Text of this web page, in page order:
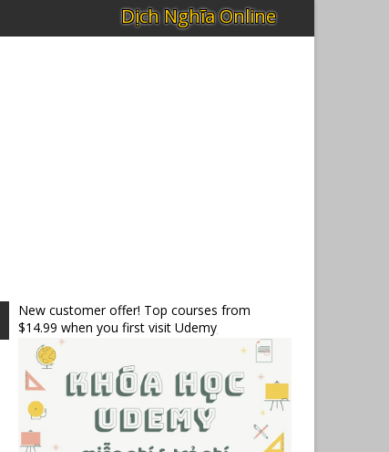
New customer offer! Top courses from
$14.99 when you first visit Udemy